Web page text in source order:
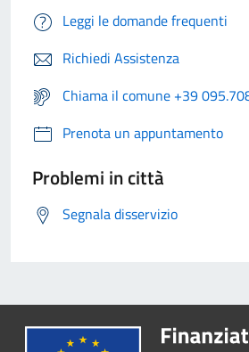
Leggi le domande frequenti
Richiedi Assistenza
Chiama il comune +39
Prenota un appuntamento
Problemi in città
Segnala disservizio